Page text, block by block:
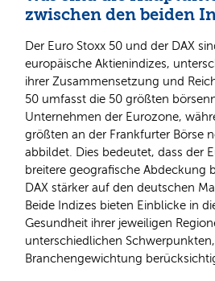
zwischen den beiden
Der Euro Stoxx 50 und der DAX
europäische Aktienindizes,
ihrer Zusammensetzung und
50 umfasst die 50 größten
Unternehmen der Eurozone,
größten an der Frankfurter Börse
abbildet. Dies bedeutet, dass der
breitere geografische Abdeckung
DAX stärker auf den deutschen
Beide Indizes bieten Einblicke in
Gesundheit ihrer jeweiligen
unterschiedlichen
Branchengewichtung